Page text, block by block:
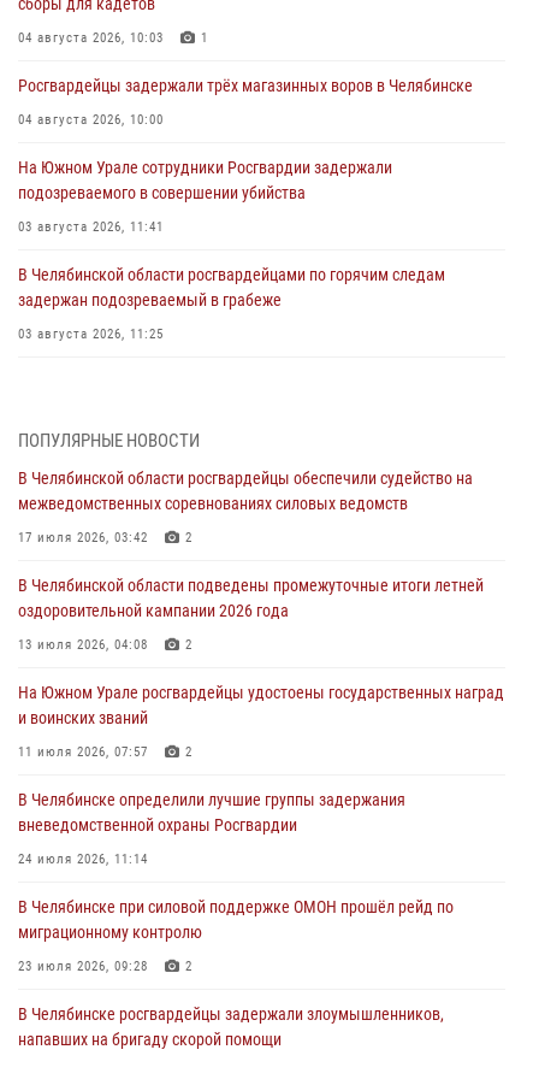
04 августа 2026, 10:03 1
Росгвардейцы задержали трёх магазинных воров в Челябинске
04 августа 2026, 10:00
На Южном Урале сотрудники Росгвардии задержали
подозреваемого в совершении убийства
03 августа 2026, 11:41
В Челябинской области росгвардейцами по горячим следам
задержан подозреваемый в грабеже
03 августа 2026, 11:25
03 августа 2026, 09:22 1
Авиация Росгвардии совершила более 250 санитарных вылетов в
Донецкой Народной Республике
31 июля 2026, 11:33
Росгвардия обеспечивает безопасность граждан на южном
направлении
31 июля 2026, 11:32
В Уральском округе Росгвардии состоялось заседание
оперативного штаба
30 июля 2026, 10:53
ПОПУЛЯРНЫЕ НОВОСТИ
В Челябинской области росгвардейцы обеспечили судейство на
межведомственных соревнованиях силовых ведомств
17 июля 2026, 03:42 2
В Челябинской области подведены промежуточные итоги летней
оздоровительной кампании 2026 года
13 июля 2026, 04:08 2
На Южном Урале росгвардейцы удостоены государственных наград
и воинских званий
11 июля 2026, 07:57 2
В Челябинске определили лучшие группы задержания
вневедомственной охраны Росгвардии
24 июля 2026, 11:14
В Челябинске при силовой поддержке ОМОН прошёл рейд по
миграционному контролю
23 июля 2026, 09:28 2
В Челябинске росгвардейцы задержали злоумышленников,
напавших на бригаду скорой помощи